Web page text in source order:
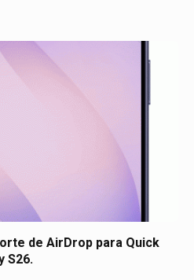
de AirDrop para Quick
S26.